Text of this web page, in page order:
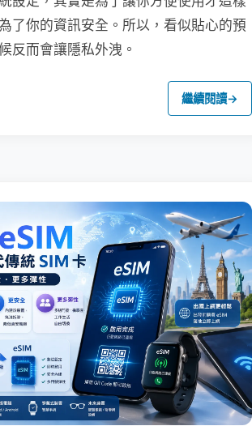
了你的資訊安全。所以，看似貼心的預
反而會讓隱私外洩。
繼續閱讀→